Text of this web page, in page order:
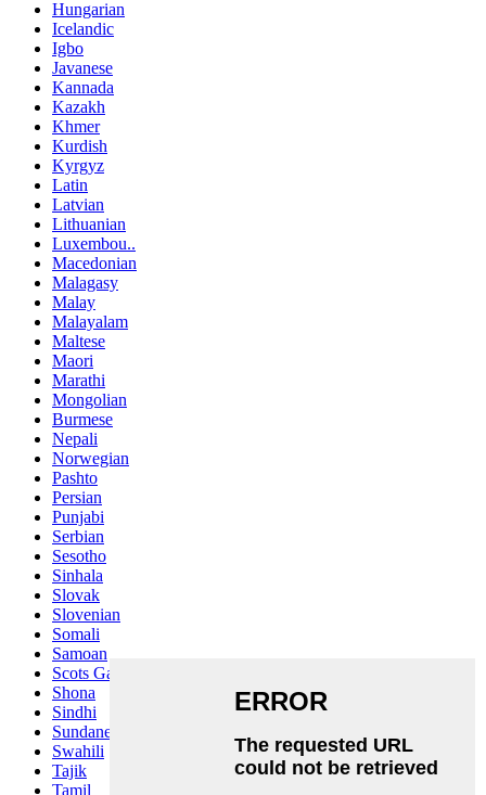
Hungarian
Icelandic
Igbo
Javanese
Kannada
Kazakh
Khmer
Kurdish
Kyrgyz
Latin
Latvian
Lithuanian
Luxembou..
Macedonian
Malagasy
Malay
Malayalam
Maltese
Maori
Marathi
Mongolian
Burmese
Nepali
Norwegian
Pashto
Persian
Punjabi
Serbian
Sesotho
Sinhala
Slovak
Slovenian
Somali
Samoan
Scots Gaelic
Shona
Sindhi
Sundanese
Swahili
Tajik
Tamil